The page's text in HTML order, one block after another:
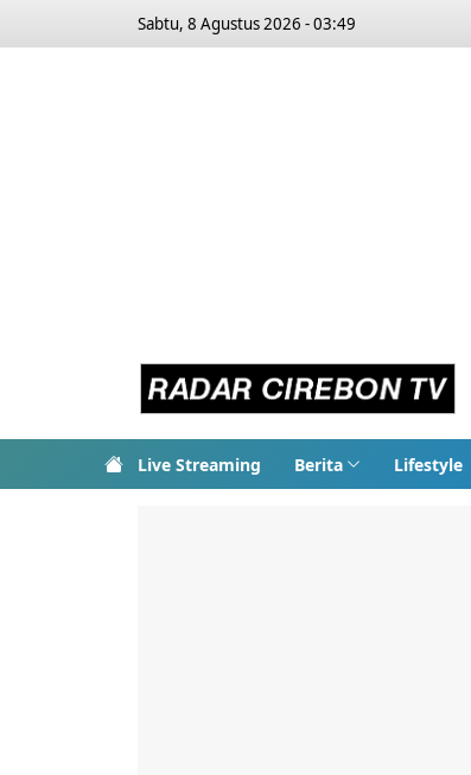
Sabtu, 8 Agustus 2026 - 03:49
Live Streaming Berita Lifestyle